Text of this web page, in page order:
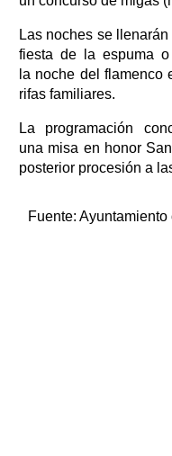
Las noches se
fiesta de la espuma
la noche del flamenco
rifas familiares.
La programación
una misa en honor
posterior procesión a
Fuente: Ayuntamiento